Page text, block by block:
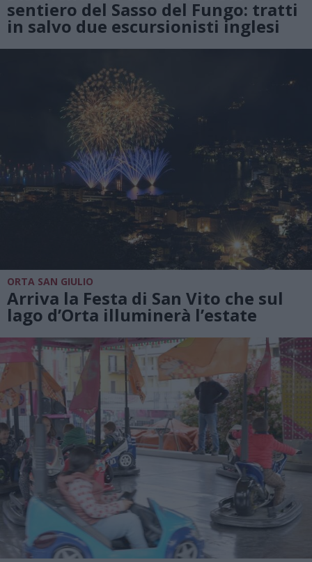
sentiero del Sasso del Fungo: tratti
in salvo due escursionisti inglesi
ORTA SAN GIULIO
Arriva la Festa di San Vito che sul
lago d’Orta illuminerà l’estate